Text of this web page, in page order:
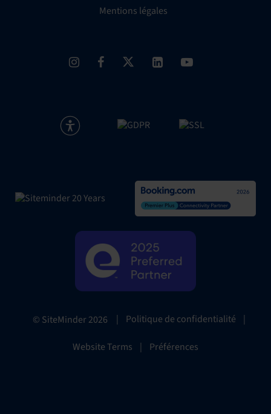
Mentions légales
© SiteMinder2026 | Politique de confidentialité |
Website Terms | Préférences